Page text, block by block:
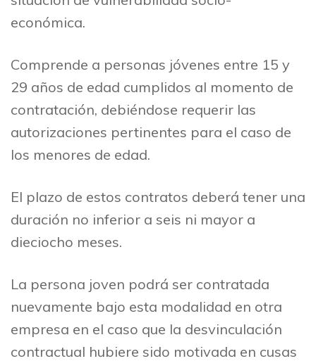
económica.
Comprende a personas jóvenes entre 15 y
29 años de edad cumplidos al momento de
contratación, debiéndose requerir las
autorizaciones pertinentes para el caso de
los menores de edad.
El plazo de estos contratos deberá tener una
duración no inferior a seis ni mayor a
dieciocho meses.
La persona joven podrá ser contratada
nuevamente bajo esta modalidad en otra
empresa en el caso que la desvinculación
contractual hubiere sido motivada en cusas